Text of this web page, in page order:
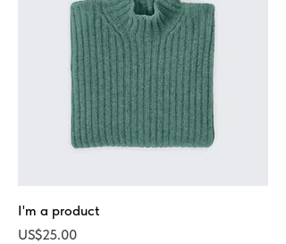
I'm a product
가격
US$25.00